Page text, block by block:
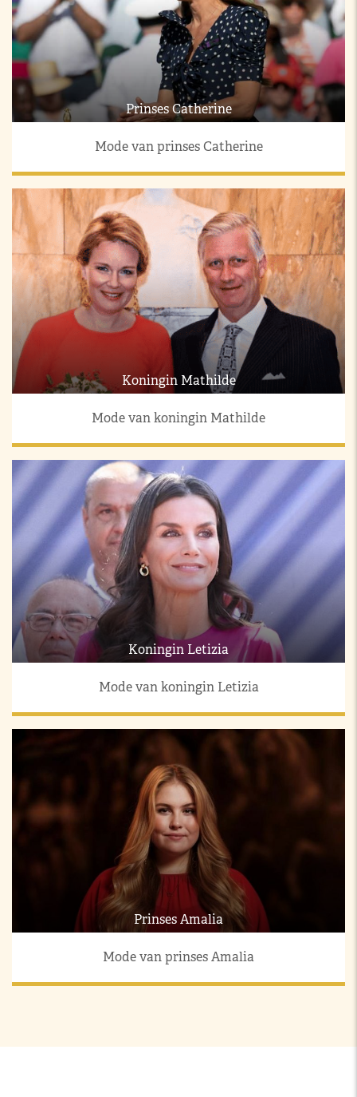
Prinses Catherine
Mode van prinses Catherine
Koningin Mathilde
Mode van koningin Mathilde
Koningin Letizia
Mode van koningin Letizia
Prinses Amalia
Mode van prinses Amalia